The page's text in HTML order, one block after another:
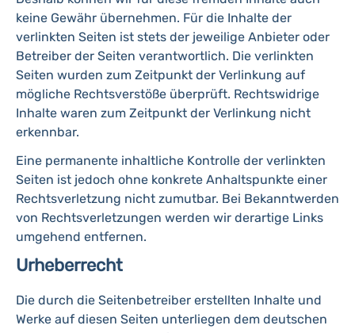
keine Gewähr übernehmen. Für die Inhalte der
verlinkten Seiten ist stets der jeweilige Anbieter oder
Betreiber der Seiten verantwortlich. Die verlinkten
Seiten wurden zum Zeitpunkt der Verlinkung auf
mögliche Rechtsverstöße überprüft. Rechtswidrige
Inhalte waren zum Zeitpunkt der Verlinkung nicht
erkennbar.
Eine permanente inhaltliche Kontrolle der verlinkten
Seiten ist jedoch ohne konkrete Anhaltspunkte einer
Rechtsverletzung nicht zumutbar. Bei Bekanntwerden
von Rechtsverletzungen werden wir derartige Links
umgehend entfernen.
Urheberrecht
Die durch die Seitenbetreiber erstellten Inhalte und
Werke auf diesen Seiten unterliegen dem deutschen